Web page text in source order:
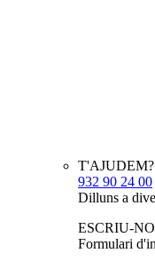
T'AJUDEM?
932 90 24 00
Dilluns a
ESCRIU-
Formulari